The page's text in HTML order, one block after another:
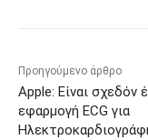
Προηγούμενο άρθρο
Apple: Είναι σχεδόν
εφαρμογή ECG για